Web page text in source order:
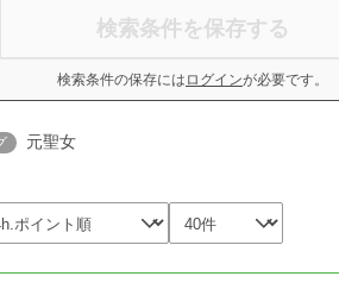
検索条件を保存する
検索条件の保存には ログインが必要です。
元聖女